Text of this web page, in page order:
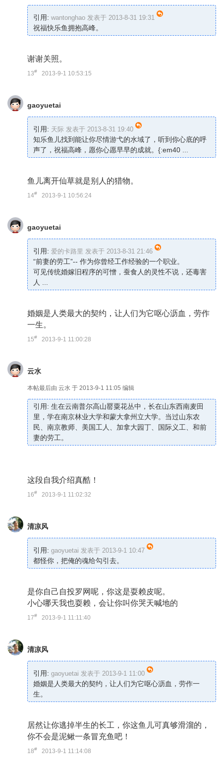
引用: wantonghao 发表于 2013-8-31 19:31
祝福快乐鱼拥抱高峰。
谢谢关照。
13# 2013-9-1 10:53:15
gaoyuetai
引用: 天际 发表于 2013-8-31 19:40
知乐鱼儿找到能让你尽情游弋的水域了，听到你心底的呼
声了，祝福高峰，愿你心愿早早的成就。{:em40 ...
鱼儿离开仙草就是别人的猎物。
14# 2013-9-1 10:56:24
gaoyuetai
引用: 爱的卡路里 发表于 2013-8-31 21:46
“前妻的劳工”-- 作为你曾经工作经验的一个职业。
可见传统婚嫁旧程序的可憎，蚕食人的灵性不说，还毒害
人 ...
婚姻是人类最大的契约，让人们为它呕心沥血，劳作
一生。
15# 2013-9-1 11:00:28
云水
本帖最后由 云水 于 2013-9-1 11:05 编辑
引用: 生在云南普尔高山罂粟花丛中，长在山东西南麦田
里，学在南京林业大学和蒙大拿州立大学。当过山东农
民、南京教师、美国工人、加拿大园丁、国际义工、和前
妻的劳工。
这段自我介绍真酷！
16# 2013-9-1 11:02:32
清凉风
引用: gaoyuetai 发表于 2013-9-1 10:47
都怪你，把俺的魂给勾引去。
是你自己自投罗网呢，你这是耍赖皮呢。
小心哪天我也耍赖，会让你叫你哭天喊地的
17# 2013-9-1 11:11:40
清凉风
引用: gaoyuetai 发表于 2013-9-1 11:00
婚姻是人类最大的契约，让人们为它呕心沥血，劳作一
生。
居然让你逃掉半生的长工，你这鱼儿可真够滑溜的，
你不会是泥鳅一条冒充鱼吧！
18# 2013-9-1 11:14:08